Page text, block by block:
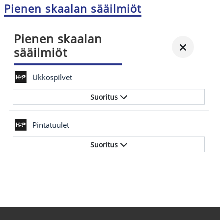
Pienen skaalan sääilmiöt
Pienen skaalan
sääilmiöt
Ukkospilvet
Suoritus
Pintatuulet
Suoritus